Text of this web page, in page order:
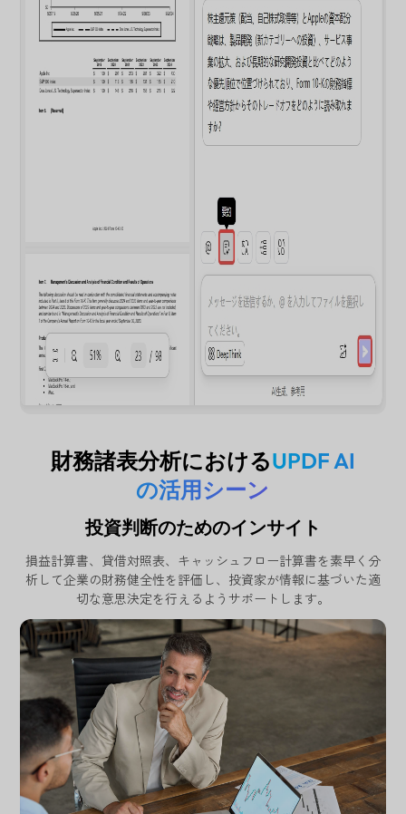
財務諸表分析におけるUPDF AI
の活用シーン
投資判断のためのインサイト
損益計算書、貸借対照表、キャッシュフロー計算書を素早く分
析して企業の財務健全性を評価し、投資家が情報に基づいた適
切な意思決定を行えるようサポートします。